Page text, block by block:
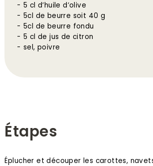
5 cl d’huile d’olive
5cl de beurre soit 40 g
5cl de beurre fondu
5 cl de jus de citron
sel, poivre
Étapes
Éplucher et découper les carottes,